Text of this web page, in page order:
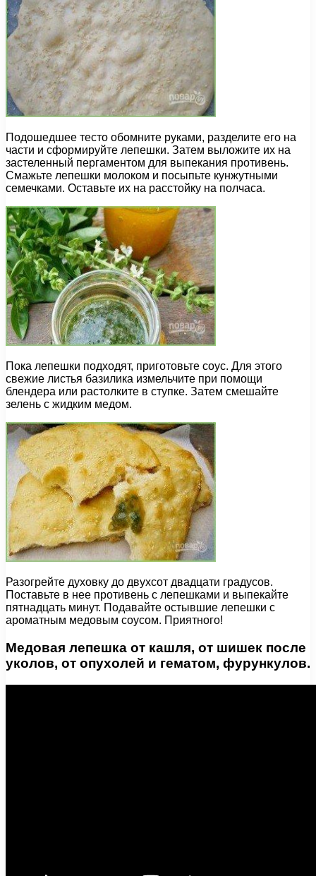
Подошедшее тесто обомните руками, разделите его на
части и сформируйте лепешки. Затем выложите их на
застеленный пергаментом для выпекания противень.
Смажьте лепешки молоком и посыпьте кунжутными
семечками. Оставьте их на расстойку на полчаса.
Пока лепешки подходят, приготовьте соус. Для этого
свежие листья базилика измельчите при помощи
блендера или растолките в ступке. Затем смешайте
зелень с жидким медом.
Разогрейте духовку до двухсот двадцати градусов.
Поставьте в нее противень с лепешками и выпекайте
пятнадцать минут. Подавайте остывшие лепешки с
ароматным медовым соусом. Приятного!
Медовая лепешка от кашля, от шишек после
уколов, от опухолей и гематом, фурункулов.